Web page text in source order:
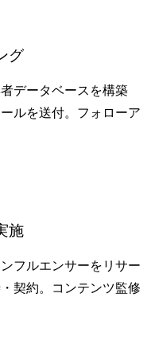
グ
データベースを構築
ルを送付。フォローア
施
フルエンサーをリサー
契約。コンテンツ監修